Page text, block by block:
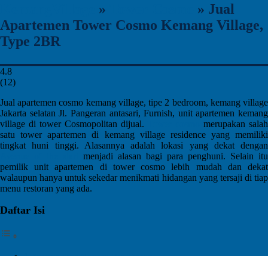
» » Jual
Apartemen Tower Cosmo Kemang Village,
Type 2BR
4.8
(12)
Jual apartemen cosmo kemang village, tipe 2 bedroom, kemang village
Jakarta selatan Jl. Pangeran antasari, Furnish, unit apartemen kemang
village di tower Cosmopolitan dijual.
merupakan salah
satu tower apartemen di kemang village residence yang memiliki
tingkat huni tinggi. Alasannya adalah lokasi yang dekat dengan
menjadi alasan bagi para penghuni. Selain itu
pemilik unit apartemen di tower cosmo lebih mudah dan dekat
walaupun hanya untuk sekedar menikmati hidangan yang tersaji di tiap
menu restoran yang ada.
Daftar Isi